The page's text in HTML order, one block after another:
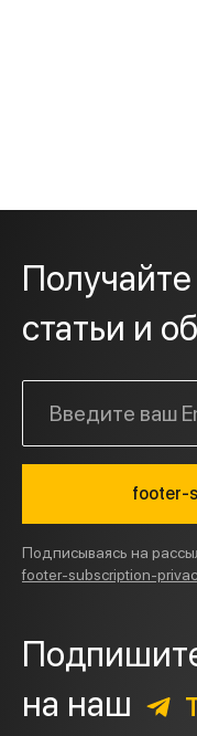
статьи и
footer-
Подписываясь на
footer-subscription-
на наш